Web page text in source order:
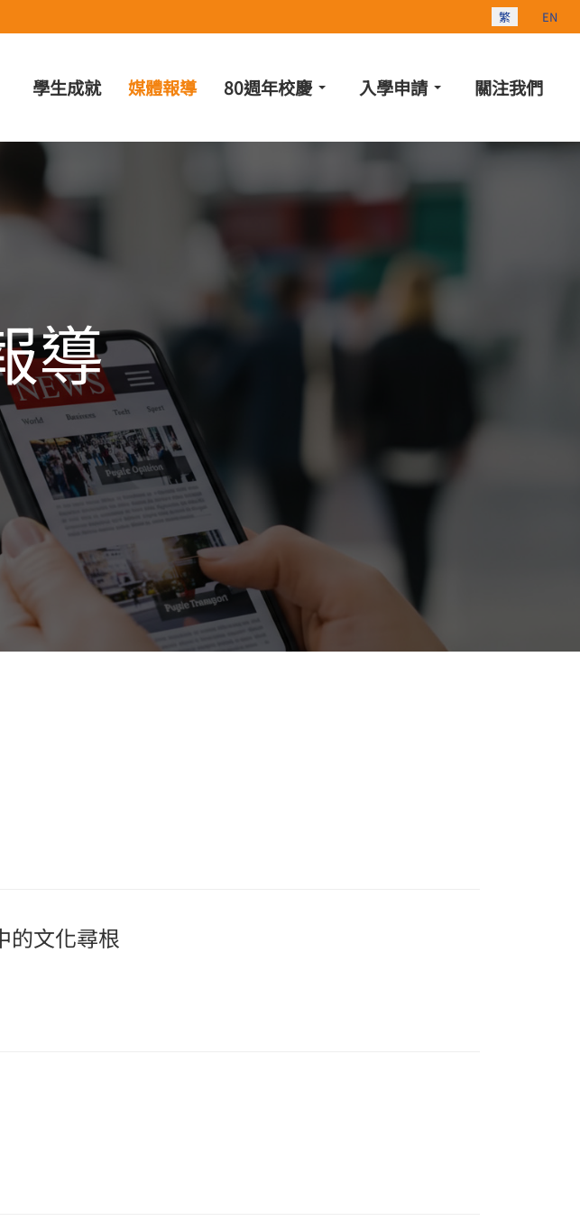
選擇你的語言
繁 EN
學生成就 媒體報導 80週年校慶 入學申請 關注我們
導
的文化尋根